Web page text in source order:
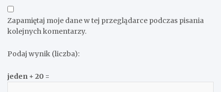
Zapamiętaj moje dane w tej przeglądarce podczas pisania
kolejnych komentarzy.
Podaj wynik (liczba):
jeden + 20 =